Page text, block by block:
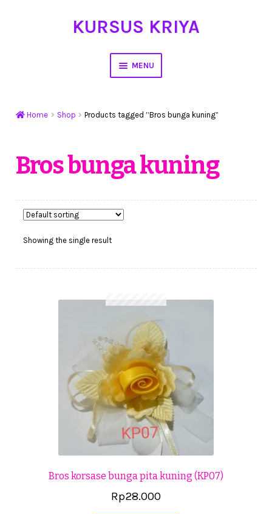
KURSUS KRIYA
MENU
Workshop Membuat Bunga Dari Stocking
My Account
Cart
Konfirmasi Pembayaran
Home Shop Products tagged “Bros bunga kuning”
Bros bunga kuning
Showing the single result
Bros korsase bunga pita kuning (KP07)
Rp28.000